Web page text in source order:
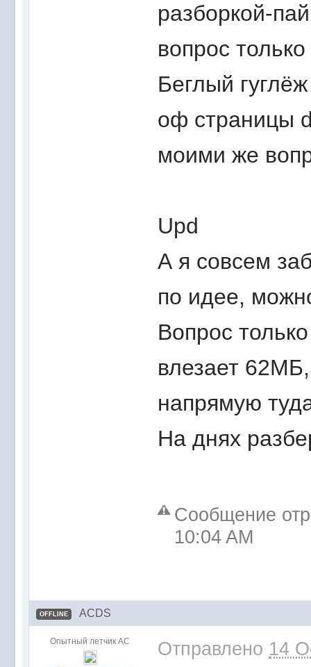
разборкой-
вопрос
Беглый
оф страницы
моими же
Upd
А я совсем
по идее,
Вопрос
влезает
напрямую
На днях
Сообщение
10:04 AM
OFFLINE ACDS
Опытный летчик АС Отправлено 14